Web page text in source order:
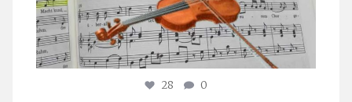
28 0